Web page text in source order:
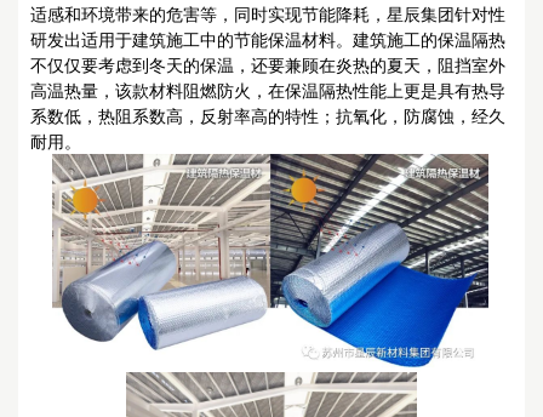
适感和环境带来的危害等，同时实现节能降耗，星辰集团针对性
研发出适用于建筑施工中的节能保温材料。 建筑施工的保温隔热
不仅仅要考虑到冬天的保温，还要兼顾在炎热的夏天，阻挡室外
高温热量，该款材料阻燃防火，在保温隔热性能上更是具有热导
系数低，热阻系数高，反射率高的特性；抗氧化，防腐蚀，经久
耐用。